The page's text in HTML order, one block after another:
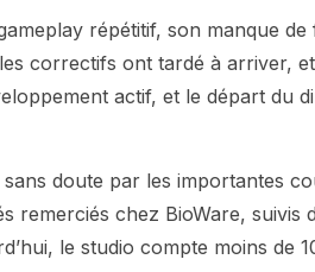
répétitif, son manque de
correctifs ont tardé à arriver, et
actif, et le départ du
sans doute par les importantes
remerciés chez BioWare, suivis
le studio compte moins de